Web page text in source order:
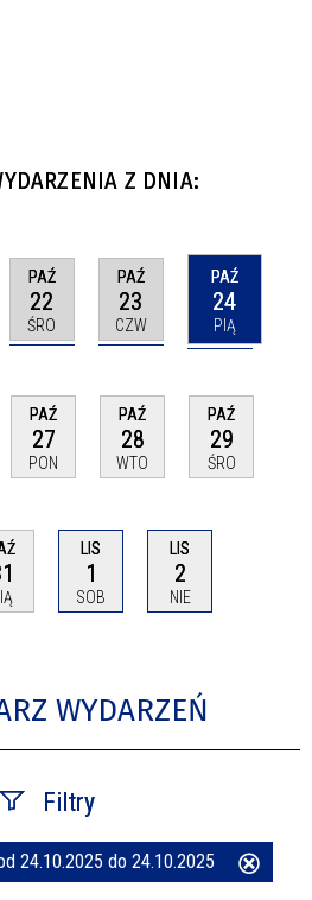
Z DNIA:
PAŹ
22
ŚRO
PAŹ
23
CZW
PAŹ
24
PIĄ
PAŹ
27
PON
PAŹ
28
WTO
PAŹ
29
ŚRO
LIS
1
SOB
LIS
2
NIE
WYDARZEŃ
Filtry
24.10.2025 do 24.10.2025